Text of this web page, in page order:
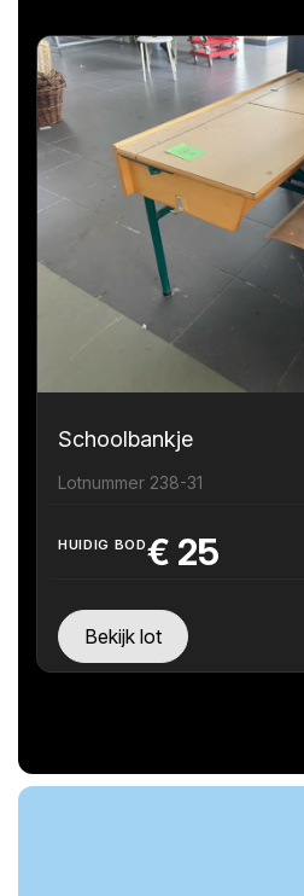
Schoolbankje
Lotnummer 238-31
HUIDIG BOD€ 25
Bekijk lot